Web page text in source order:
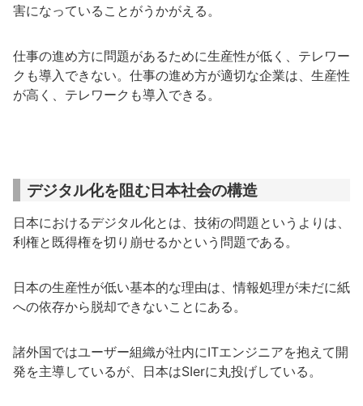
害になっていることがうかがえる。
仕事の進め方に問題があるために生産性が低く、テレワー
クも導入できない。仕事の進め方が適切な企業は、生産性
が高く、テレワークも導入できる。
デジタル化を阻む日本社会の構造
日本におけるデジタル化とは、技術の問題というよりは、
利権と既得権を切り崩せるかという問題である。
日本の生産性が低い基本的な理由は、情報処理が未だに紙
への依存から脱却できないことにある。
諸外国ではユーザー組織が社内にITエンジニアを抱えて開
発を主導しているが、日本はSIerに丸投げしている。